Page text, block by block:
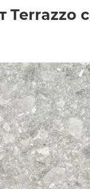
Terrazzo